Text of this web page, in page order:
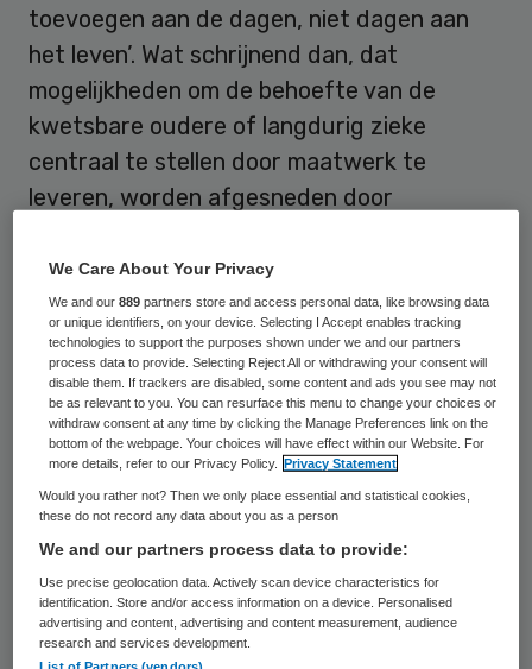
toevoegen aan de dagen, niet dagen aan
het leven’. Wat schrijnend dan, dat
mogelijkheden om de behoefte van de
kwetsbare oudere of langdurig zieke
centraal te stellen door maatwerk te
leveren, worden afgesneden door
medicalisering.
Medisch paradigma
Het medisch paradigma is dominant: we
benaderen mensen vanuit ziekte en vanuit
zorgoplossingen. Maar we moeten er
naartoe om primair vanuit de mens zelf te
kijken naar wat nodig is. Dus niet redeneren
vanuit de standaardoplossingen die het
systeem biedt, maar vanuit de persoonlijke
situatie en behoeften, naar oplossingen die
We Care About Your Privacy
We and our889 partners store and access personal data, like browsing data
or unique identifiers, on your device. Selecting I Accept enables tracking
technologies to support the purposes shown under we and our partners
process data to provide. Selecting Reject All or withdrawing your consent will
disable them. If trackers are disabled, some content and ads you see may not
be as relevant to you. You can resurface this menu to change your choices or
withdraw consent at any time by clicking the Manage Preferences link on the
bottom of the webpage. Your choices will have effect within our Website. For
more details, refer to our Privacy Policy.
Privacy Statement
Would you rather not? Then we only place essential and statistical cookies,
these do not record any data about you as a person
We and our partners process data to provide:
Use precise geolocation data. Actively scan device characteristics for
identification. Store and/or access information on a device. Personalised
advertising and content, advertising and content measurement, audience
research and services development.
List of Partners (vendors)